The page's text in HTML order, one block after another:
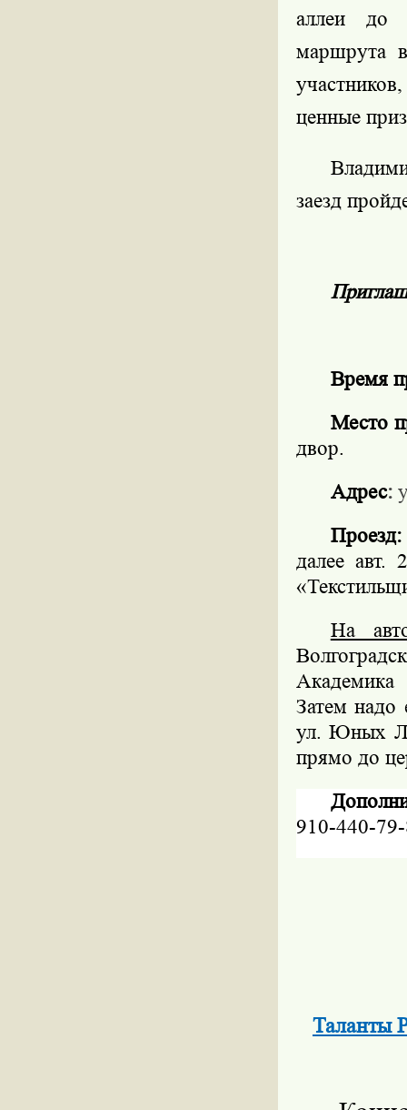
аллеи до
маршрута
ценные
заезд
Время
Место
двор.
Адрес:
Проезд:
далее авт.
На
Академика
Затем
ул. Юных
прямо до
910-440-
Таланты